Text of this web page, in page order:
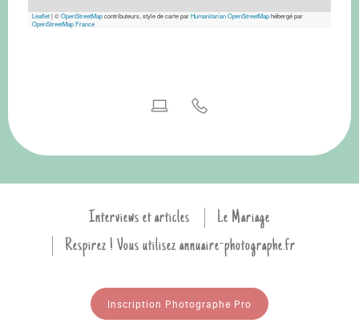
Leaflet|©OpenStreetMapcontributeurs, style de carte parHumanitarian OpenStreetMaphébergé par
OpenStreetMap France
Interviews et articles
Le Mariage
Respirez ! Vous utilisez annuaire-photographe.fr
Inscription Photographe Pro